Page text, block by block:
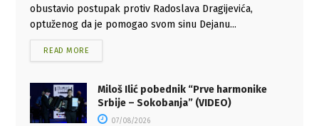
obustavio postupak protiv Radoslava Dragijevića,
optuženog da je pomogao svom sinu Dejanu...
READ MORE
Miloš Ilić pobednik “Prve harmonike
Srbije – Sokobanja” (VIDEO)
07/08/2026